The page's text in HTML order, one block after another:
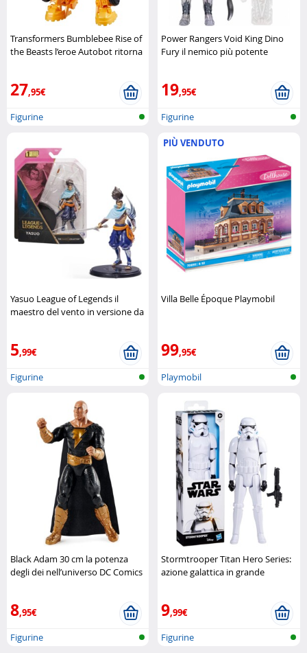
Transformers Bumblebee Rise of
the Beasts l’eroe Autobot ritorna
27,95€
Figurine
Power Rangers Void King Dino
Fury il nemico più potente
19,95€
Figurine
Yasuo League of Legends il
maestro del vento in versione da
5,99€
Figurine
PIÙ VENDUTO
Villa Belle Époque Playmobil
99,95€
Playmobil
Black Adam 30 cm la potenza
degli dei nell’universo DC Comics
8,95€
Figurine
Stormtrooper Titan Hero Series:
azione galattica in grande
9,99€
Figurine